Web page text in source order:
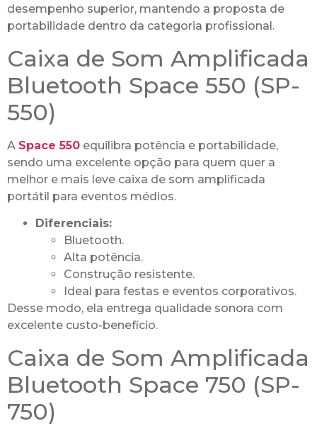
desempenho superior, mantendo a proposta de
portabilidade dentro da categoria profissional.
Caixa de Som Amplificada
Bluetooth Space 550 (SP-
550)
A Space 550 equilibra potência e portabilidade,
sendo uma excelente opção para quem quer a
melhor e mais leve caixa de som amplificada
portátil para eventos médios.
Diferenciais:
Bluetooth.
Alta potência.
Construção resistente.
Ideal para festas e eventos corporativos.
Desse modo, ela entrega qualidade sonora com
excelente custo-benefício.
Caixa de Som Amplificada
Bluetooth Space 750 (SP-
750)